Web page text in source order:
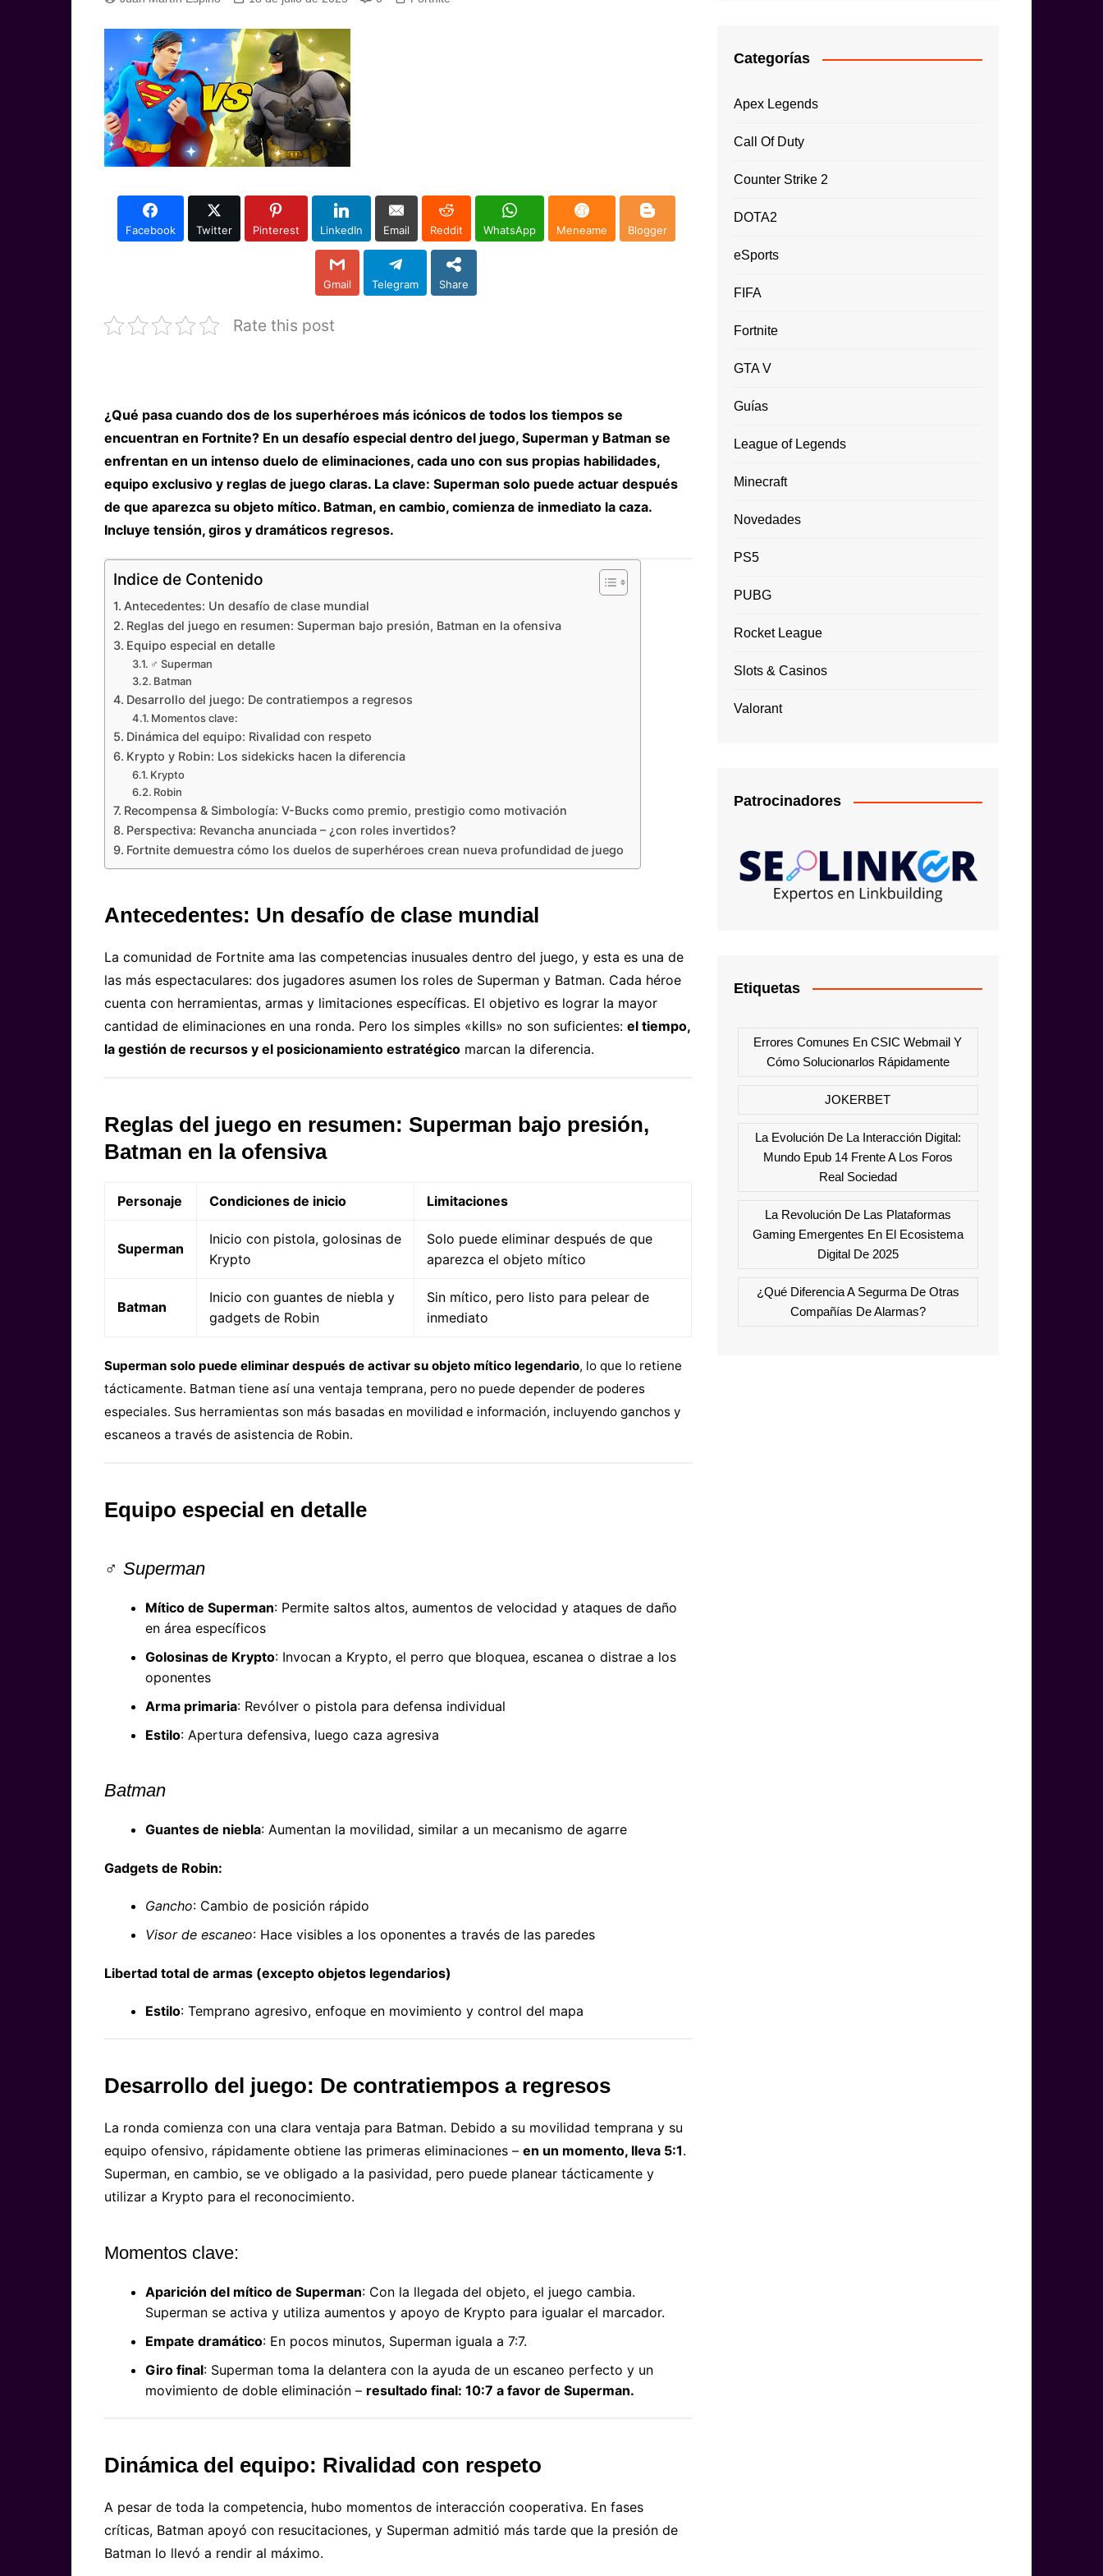
Facebook Twitter Pinterest LinkedIn Email Reddit WhatsApp Meneame Blogger
Gmail Telegram Share
Rate this post
¿Qué pasa cuando dos de los superhéroes más icónicos de todos los tiempos se
encuentran en Fortnite? En un desafío especial dentro del juego, Superman y Batman se
enfrentan en un intenso duelo de eliminaciones, cada uno con sus propias habilidades,
equipo exclusivo y reglas de juego claras. La clave: Superman solo puede actuar después
de que aparezca su objeto mítico. Batman, en cambio, comienza de inmediato la caza.
Incluye tensión, giros y dramáticos regresos.
Indice de Contenido
Antecedentes: Un desafío de clase mundial
Reglas del juego en resumen: Superman bajo presión, Batman en la ofensiva
Equipo especial en detalle
‍♂️ Superman
Batman
Desarrollo del juego: De contratiempos a regresos
Momentos clave:
Dinámica del equipo: Rivalidad con respeto
Krypto y Robin: Los sidekicks hacen la diferencia
Krypto
Robin
Recompensa & Simbología: V-Bucks como premio, prestigio como motivación
Perspectiva: Revancha anunciada – ¿con roles invertidos?
Fortnite demuestra cómo los duelos de superhéroes crean nueva profundidad de juego
Antecedentes: Un desafío de clase mundial
La comunidad de Fortnite ama las competencias inusuales dentro del juego, y esta es una de
las más espectaculares: dos jugadores asumen los roles de Superman y Batman. Cada héroe
cuenta con herramientas, armas y limitaciones específicas. El objetivo es lograr la mayor
cantidad de eliminaciones en una ronda. Pero los simples «kills» no son suficientes: el tiempo,
la gestión de recursos y el posicionamiento estratégico marcan la diferencia.
Reglas del juego en resumen: Superman bajo presión,
Batman en la ofensiva
Personaje Condiciones de inicio Limitaciones
Superman
Inicio con pistola, golosinas de
Krypto
Solo puede eliminar después de que
aparezca el objeto mítico
Batman
Inicio con guantes de niebla y
gadgets de Robin
Sin mítico, pero listo para pelear de
inmediato
Superman solo puede eliminar después de activar su objeto mítico legendario, lo que lo retiene
tácticamente. Batman tiene así una ventaja temprana, pero no puede depender de poderes
especiales. Sus herramientas son más basadas en movilidad e información, incluyendo ganchos y
escaneos a través de asistencia de Robin.
Equipo especial en detalle
‍♂️ Superman
Mítico de Superman: Permite saltos altos, aumentos de velocidad y ataques de daño
en área específicos
Golosinas de Krypto: Invocan a Krypto, el perro que bloquea, escanea o distrae a los
oponentes
Arma primaria: Revólver o pistola para defensa individual
Estilo: Apertura defensiva, luego caza agresiva
Batman
Guantes de niebla: Aumentan la movilidad, similar a un mecanismo de agarre
Gadgets de Robin:
Gancho: Cambio de posición rápido
Visor de escaneo: Hace visibles a los oponentes a través de las paredes
Libertad total de armas (excepto objetos legendarios)
Estilo: Temprano agresivo, enfoque en movimiento y control del mapa
Desarrollo del juego: De contratiempos a regresos
La ronda comienza con una clara ventaja para Batman. Debido a su movilidad temprana y su
equipo ofensivo, rápidamente obtiene las primeras eliminaciones – en un momento, lleva 5:1.
Superman, en cambio, se ve obligado a la pasividad, pero puede planear tácticamente y
utilizar a Krypto para el reconocimiento.
Momentos clave:
Aparición del mítico de Superman: Con la llegada del objeto, el juego cambia.
Superman se activa y utiliza aumentos y apoyo de Krypto para igualar el marcador.
Empate dramático: En pocos minutos, Superman iguala a 7:7.
Giro final: Superman toma la delantera con la ayuda de un escaneo perfecto y un
movimiento de doble eliminación – resultado final: 10:7 a favor de Superman.
Dinámica del equipo: Rivalidad con respeto
A pesar de toda la competencia, hubo momentos de interacción cooperativa. En fases
críticas, Batman apoyó con resucitaciones, y Superman admitió más tarde que la presión de
Batman lo llevó a rendir al máximo.
Categorías
Apex Legends
Call Of Duty
Counter Strike 2
DOTA2
eSports
FIFA
Fortnite
GTA V
Guías
League of Legends
Minecraft
Novedades
PS5
PUBG
Rocket League
Slots & Casinos
Valorant
Patrocinadores
Etiquetas
Errores Comunes En CSIC Webmail Y
Cómo Solucionarlos Rápidamente
JOKERBET
La Evolución De La Interacción Digital:
Mundo Epub 14 Frente A Los Foros
Real Sociedad
La Revolución De Las Plataformas
Gaming Emergentes En El Ecosistema
Digital De 2025
¿Qué Diferencia A Segurma De Otras
Compañías De Alarmas?